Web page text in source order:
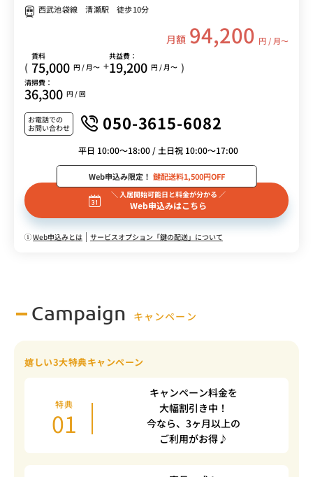
西武池袋線 清瀬駅 徒歩10分
月額 94,200 円 / 月〜
(
賃料
75,000 円 / 月〜 +
共益費：
19,200 円 / 月〜 )
清掃費：
36,300 円 / 回
お電話での
お問い合わせ
050-3615-6082
平日 10:00～18:00 / 土日祝 10:00～17:00
＼ 入居開始可能日と料金が分かる ／
Web申込みはこちら
Web申込み限定！ 鍵配送料1,500円OFF
Web申込みとは サービスオプション「鍵の配送」について
Campaign キャンペーン
嬉しい3大特典キャンペーン
特典
01
キャンペーン料金を
大幅割引き中！
今なら、3ヶ月以上の
ご利用がお得♪